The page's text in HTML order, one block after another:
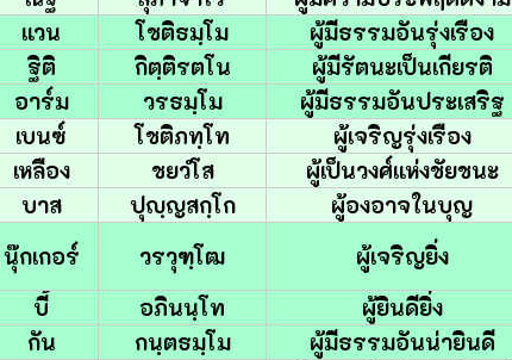
แวน โชติธมฺโม
ผู้มีธรรมอันรุ่งเรือง
ฐิติ กิตฺติรตโน
ผู้มีรัตนะเป็นเกียรติ
อาร์ม วรธมฺโม
ผู้มีธรรมอันประเสริฐ
เบนซ์ โชติภทฺโท
ผู้เจริญรุ่งเรือง
เหลือง ชยวํโส
ผู้เป็นวงศ์แห่งชัยชนะ
บาส ปุญฺญสกฺโก
ผู้องอาจในบุญ
นุ๊กเกอร์ วรวุฑฺโฒ
ผู้เจริญยิ่ง
บี้ อภินนฺโท
ผู้ยินดียิ่ง
กัน กนฺตธมฺโม
ผู้มีธรรมอันน่ายินดี